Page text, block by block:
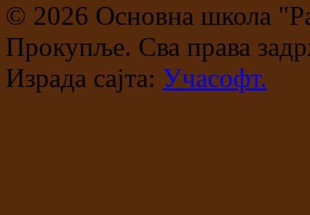
© 2026 Основна школа
Прокупље. Сва права
Израда сајта: Учасофт.